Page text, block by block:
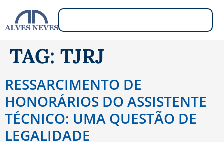
TAG: TJRJ
RESSARCIMENTO DE
HONORÁRIOS DO ASSISTENTE
TÉCNICO: UMA QUESTÃO DE
LEGALIDADE